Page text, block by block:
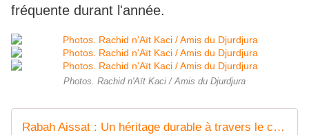
fréquente durant l'année.
Photos. Rachid n'Aït Kaci / Amis du Djurdjura
Rabah Aissat : Un héritage durable à travers le concours du village le plus propre en Kabylie - Ǧeṛǧeṛ